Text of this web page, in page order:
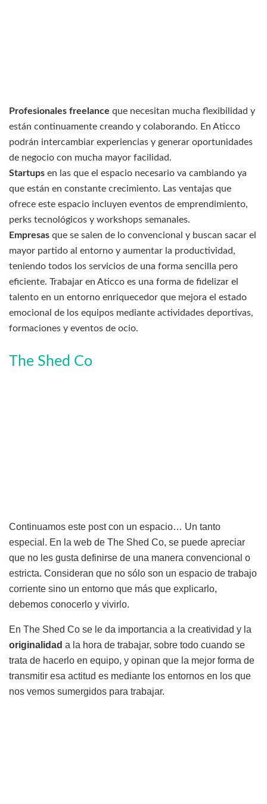
Profesionales freelance que necesitan mucha flexibilidad y
están continuamente creando y colaborando. En Aticco
podrán intercambiar experiencias y generar oportunidades
de negocio con mucha mayor facilidad.
Startups en las que el espacio necesario va cambiando ya
que están en constante crecimiento. Las ventajas que
ofrece este espacio incluyen eventos de emprendimiento,
perks tecnológicos y workshops semanales.
Empresas que se salen de lo convencional y buscan sacar el
mayor partido al entorno y aumentar la productividad,
teniendo todos los servicios de una forma sencilla pero
eficiente. Trabajar en Aticco es una forma de fidelizar el
talento en un entorno enriquecedor que mejora el estado
emocional de los equipos mediante actividades deportivas,
formaciones y eventos de ocio.
The Shed Co
Continuamos este post con un espacio… Un tanto
especial. En la web de The Shed Co, se puede apreciar
que no les gusta definirse de una manera convencional o
estricta. Consideran que no sólo son un espacio de trabajo
corriente sino un entorno que más que explicarlo,
debemos conocerlo y vivirlo.
En The Shed Co se le da importancia a la creatividad y la
originalidad a la hora de trabajar, sobre todo cuando se
trata de hacerlo en equipo, y opinan que la mejor forma de
transmitir esa actitud es mediante los entornos en los que
nos vemos sumergidos para trabajar.